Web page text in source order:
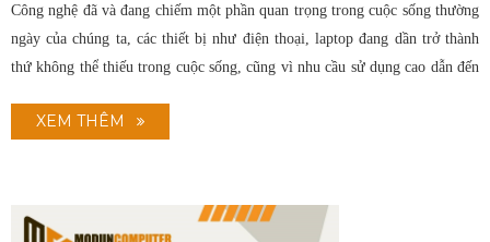
Công nghệ đã và đang chiếm một phần quan trọng trong cuộc sống thường
ngày của chúng ta, các thiết bị như điện thoại, laptop đang dần trở thành
thứ không thể thiếu trong cuộc sống, cũng vì nhu cầu sử dụng cao dẫn đến
XEM THÊM